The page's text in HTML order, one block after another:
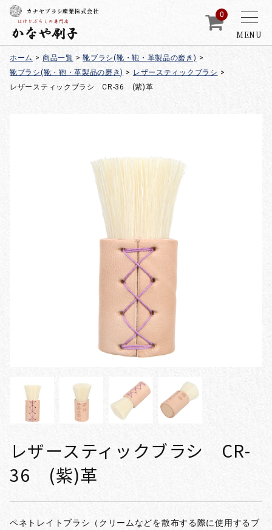
MENU
カナヤブラシ産業株式会社 0
ホーム > 商品一覧 > 靴ブラシ(靴・鞄・革製品の磨き) >
靴ブラシ(靴・鞄・革製品の磨き) > レザースティックブラシ >
レザースティックブラシ CR-36 (紫)革
レザースティックブラシ CR-
36 (紫)革
ペネトレイトブラシ（クリームなどを散布する際に使用するブ